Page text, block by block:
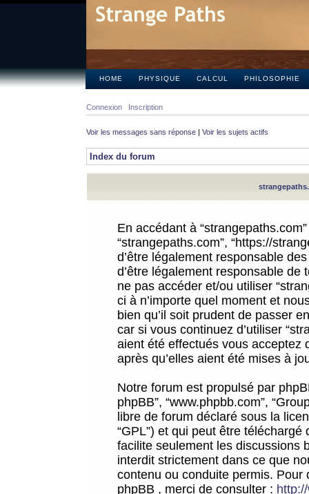
HOME PHYSIQUE CALCUL PHILOSOPHIE
Connexion Inscription
Voir les messages sans réponse | Voir les sujets actifs
Index du forum
En accédant à
“strangepaths.com”, “https://
d’être légalement responsable
d’être légalement responsable
ne pas accéder et/ou utiliser
ci à n’importe quel moment et
bien qu’il soit prudent de passer
car si vous continuez d’utiliser
aient été effectués vous acceptez
après qu’elles aient été mises à
Notre forum est propulsé par
phpBB”, “www.phpbb.com”,
libre de forum déclaré sous la
“GPL”) et qui peut être téléchargé
facilite seulement les discussions
interdit strictement dans ce que
contenu ou conduite permis.
phpBB , merci de consulter :